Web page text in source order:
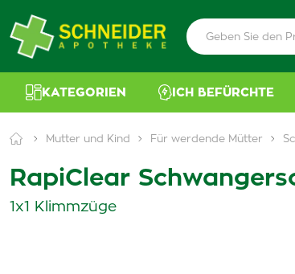
KATEGORIEN ICH BEFÜRCHTE
Mutter und Kind Für werdende Mütter
RapiClear
1x1 Klimmzüge